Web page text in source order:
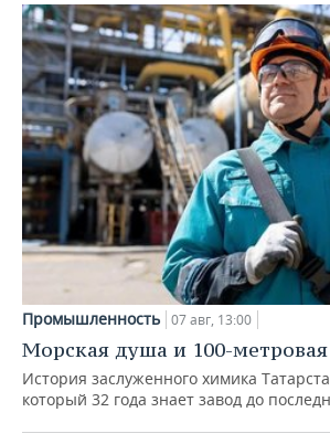
Промышленность 07 авг, 13:00
Морская душа и 100-
История заслуженного химика
который 32 года знает завод до